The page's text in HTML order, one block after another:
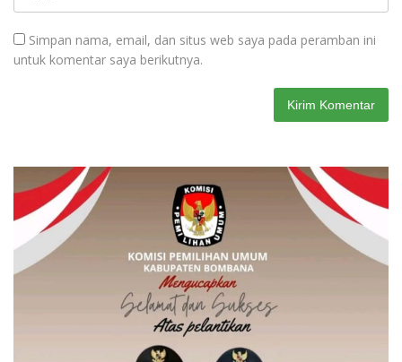
Simpan nama, email, dan situs web saya pada peramban ini
untuk komentar saya berikutnya.